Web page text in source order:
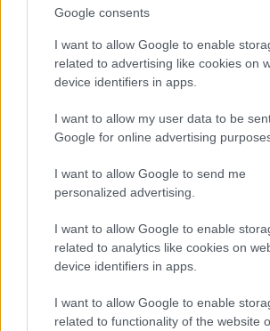
Google consents
I want to allow Google to enable
related to advertising like cookies on
device identifiers in apps.
I want to allow my user data to be
Google for online advertising
I want to allow Google to send me
personalized advertising.
I want to allow Google to enable
related to analytics like cookies on
device identifiers in apps.
I want to allow Google to enable
related to functionality of the website